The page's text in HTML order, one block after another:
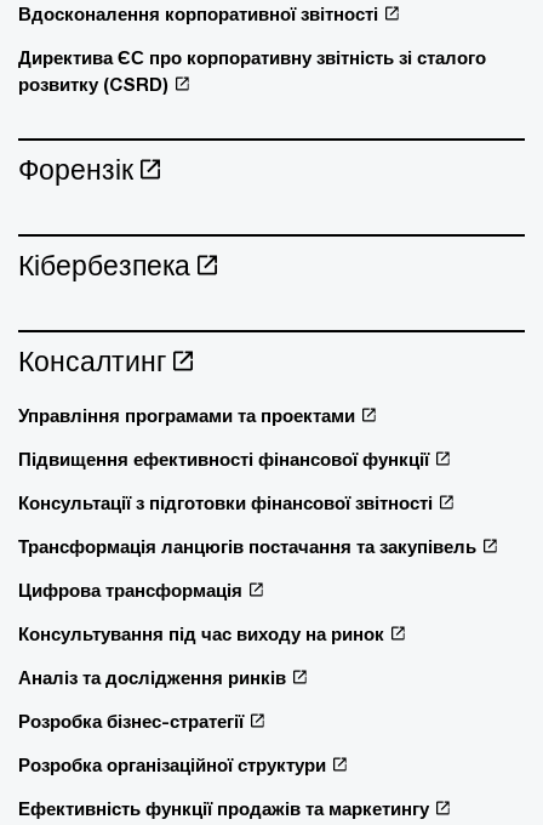
Вдосконалення корпоративної звітності
Директива ЄС про корпоративну звітність зі сталого
розвитку (CSRD)
Форензік
Кібербезпека
Консалтинг
Управління програмами та проектами
Підвищення ефективності фінансової функції
Консультації з підготовки фінансової звітності
Трансформація ланцюгів постачання та закупівель
Цифрова трансформація
Консультування під час виходу на ринок
Аналіз та дослідження ринків
Розробка бізнес-стратегії
Розробка організаційної структури
Ефективність функції продажів та маркетингу